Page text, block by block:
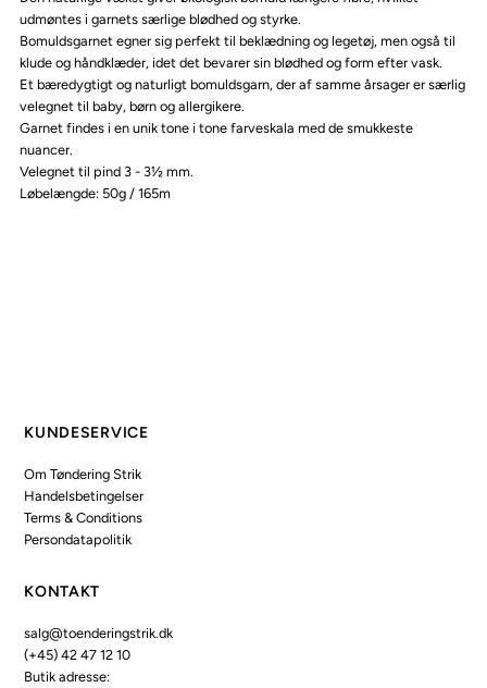
udmøntes i garnets særlige blødhed og styrke.
Bomuldsgarnet egner sig perfekt til beklædning og legetøj, men også til
klude og håndklæder, idet det bevarer sin blødhed og form efter vask.
Et bæredygtigt og naturligt bomuldsgarn, der af samme årsager er særlig
velegnet til baby, børn og allergikere.
Garnet findes i en unik tone i tone farveskala med de smukkeste
nuancer.
Velegnet til pind 3 - 3½ mm.
Løbelængde: 50g / 165m
KUNDESERVICE
Om Tøndering Strik
Handelsbetingelser
Terms & Conditions
Persondatapolitik
KONTAKT
salg@toenderingstrik.dk
(+45) 42 47 12 10
Butik adresse: